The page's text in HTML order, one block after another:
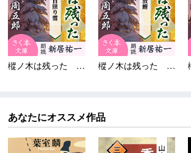
樅ノ木は残った 第三部... 樅ノ木は残った 第三部...
あなたにオススメ作品